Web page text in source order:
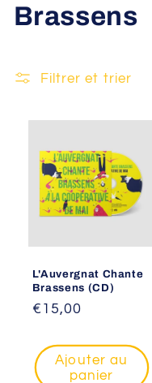
o
l
e
o
Brassens
Filtrer et trier
L'Auvergnat Chante
Brassens (CD)
Prix
€15,00
Ajouter au
panier